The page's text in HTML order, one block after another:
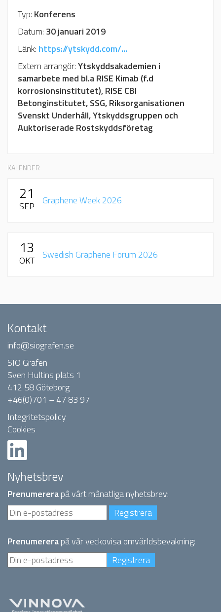
Typ: Konferens
Datum: 30 januari 2019
Länk: https://ytskydd.com/...
Extern arrangör:Ytskyddsakademien i
samarbete med bl.a RISE Kimab (f.d
korrosionsinstitutet), RISE CBI
Betonginstitutet, SSG, Riksorganisationen
Svenskt Underhåll, Ytskyddsgruppen och
Auktoriserade Rostskyddsföretag
KALENDER
21
SEP Graphene Week 2026
13
OKT Swedish Graphene Forum 2026
Kontakt
info@siografen.se
SIO Grafen
Sven Hultins plats 1
412 58 Göteborg
+46(0)701 – 47 83 97
Integritetspolicy
Cookies
Nyhetsbrev
Prenumererapå vårt månatliga nyhetsbrev:
Prenumererapå vår veckovisa omvärldsbevakning: